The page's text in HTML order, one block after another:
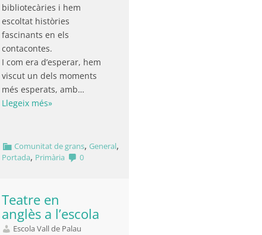
bibliotecàries i hem
escoltat històries
fascinants en els
contacontes.
I com era d’esperar, hem
viscut un dels moments
més esperats, amb…
Llegeix més»
Comunitat de grans, General,
Portada, Primària 0
Teatre en
anglès a l’escola
Escola Vall de Palau